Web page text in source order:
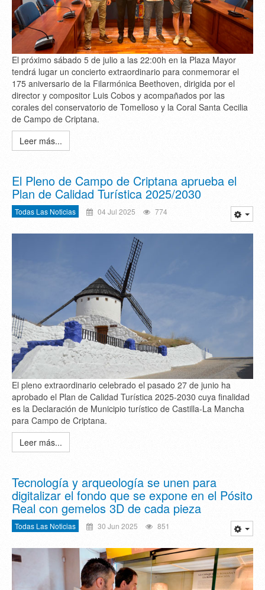
El próximo sábado 5 de julio a las 22:00h en la Plaza Mayor
tendrá lugar un concierto extraordinario para conmemorar el
175 aniversario de la Filarmónica Beethoven, dirigida por el
director y compositor Luis Cobos y acompañados por las
corales del conservatorio de Tomelloso y la Coral Santa Cecilia
de Campo de Criptana.
Leer más...
El Pleno de Campo de Criptana aprueba el
Plan de Calidad Turística 2025/2030
Todas Las Noticias 04 Jul 2025 774
El pleno extraordinario celebrado el pasado 27 de junio ha
aprobado el Plan de Calidad Turística 2025-2030 cuya finalidad
es la Declaración de Municipio turístico de Castilla-La Mancha
para Campo de Criptana.
Leer más...
Tecnología y arqueología se unen para
digitalizar el fondo que se expone en el Pósito
Real con gemelos 3D de cada pieza
Todas Las Noticias 30 Jun 2025 851